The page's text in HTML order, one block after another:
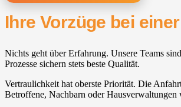
Ihre Vorzüge bei
Nichts geht über Erfahrung. Unsere Teams
Prozesse sichern stets beste Qualität.
Vertraulichkeit hat oberste Priorität. Die
Betroffene, Nachbarn oder